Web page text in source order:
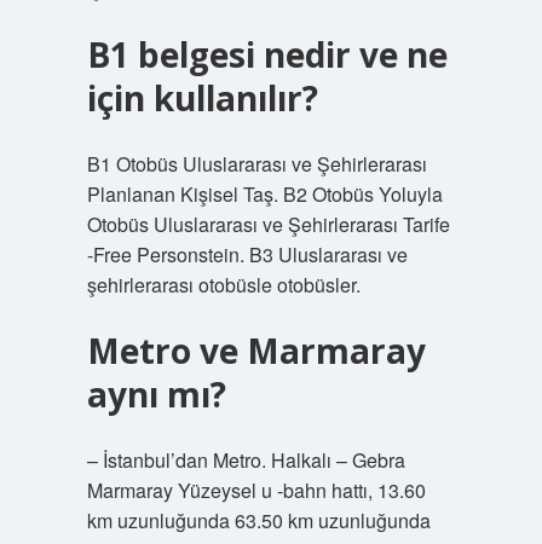
B1 belgesi nedir ve ne
için kullanılır?
B1 Otobüs Uluslararası ve Şehirlerarası
Planlanan Kişisel Taş. B2 Otobüs Yoluyla
Otobüs Uluslararası ve Şehirlerarası Tarife
-Free Personstein. B3 Uluslararası ve
şehirlerarası otobüsle otobüsler.
Metro ve Marmaray
aynı mı?
– İstanbul’dan Metro. Halkalı – Gebra
Marmaray Yüzeysel u -bahn hattı, 13.60
km uzunluğunda 63.50 km uzunluğunda